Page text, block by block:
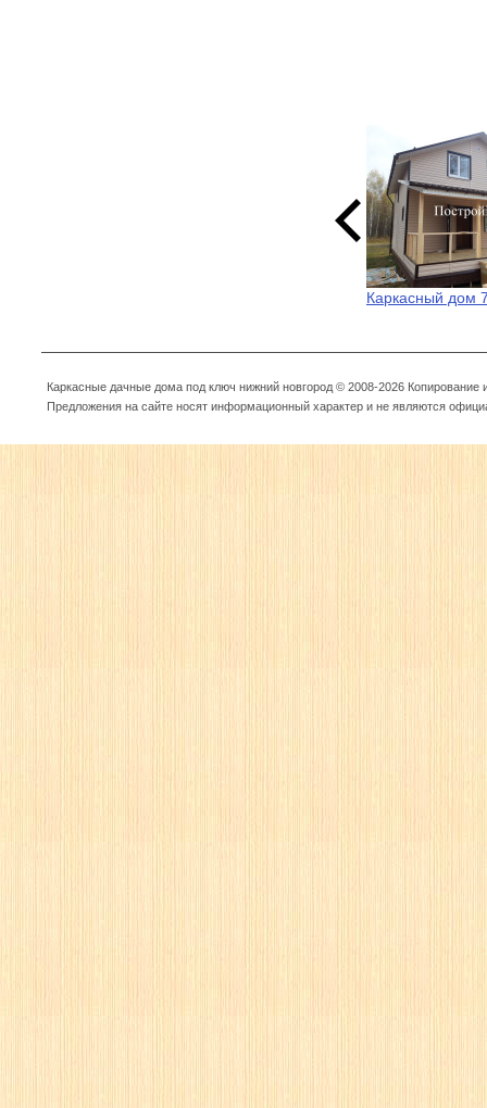
Каркасный дом
Каркасные дачные дома под ключ нижний новгород © 2008-2026
Предложения на сайте носят информационный характер и не являются